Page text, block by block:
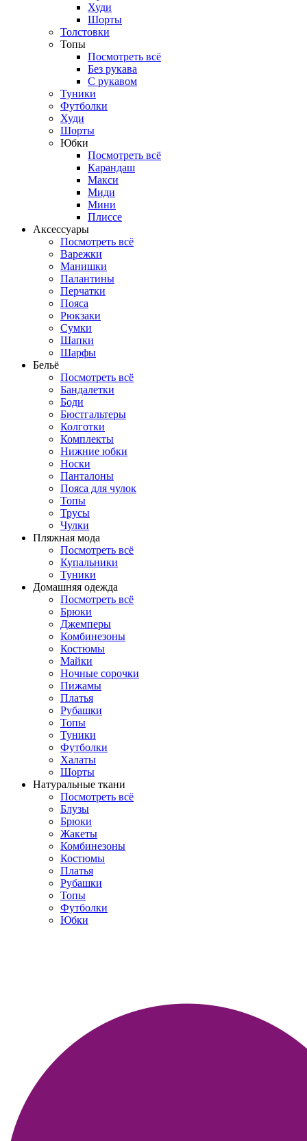
Худи
Шорты
Толстовки
Топы
Посмотреть всё
Без рукава
С рукавом
Туники
Футболки
Худи
Шорты
Юбки
Посмотреть всё
Карандаш
Макси
Миди
Мини
Плиссе
Аксессуары
Посмотреть всё
Варежки
Манишки
Палантины
Перчатки
Пояса
Рюкзаки
Сумки
Шапки
Шарфы
Бельё
Посмотреть всё
Бандалетки
Боди
Бюстгальтеры
Колготки
Комплекты
Нижние юбки
Носки
Панталоны
Поясa для чулок
Топы
Трусы
Чулки
Пляжная мода
Посмотреть всё
Купальники
Туники
Домашняя одежда
Посмотреть всё
Брюки
Джемперы
Комбинезоны
Костюмы
Майки
Ночные сорочки
Пижамы
Платья
Рубашки
Топы
Туники
Футболки
Халаты
Шорты
Натуральные ткани
Посмотреть всё
Блузы
Брюки
Жакеты
Комбинезоны
Костюмы
Платья
Рубашки
Топы
Футболки
Юбки